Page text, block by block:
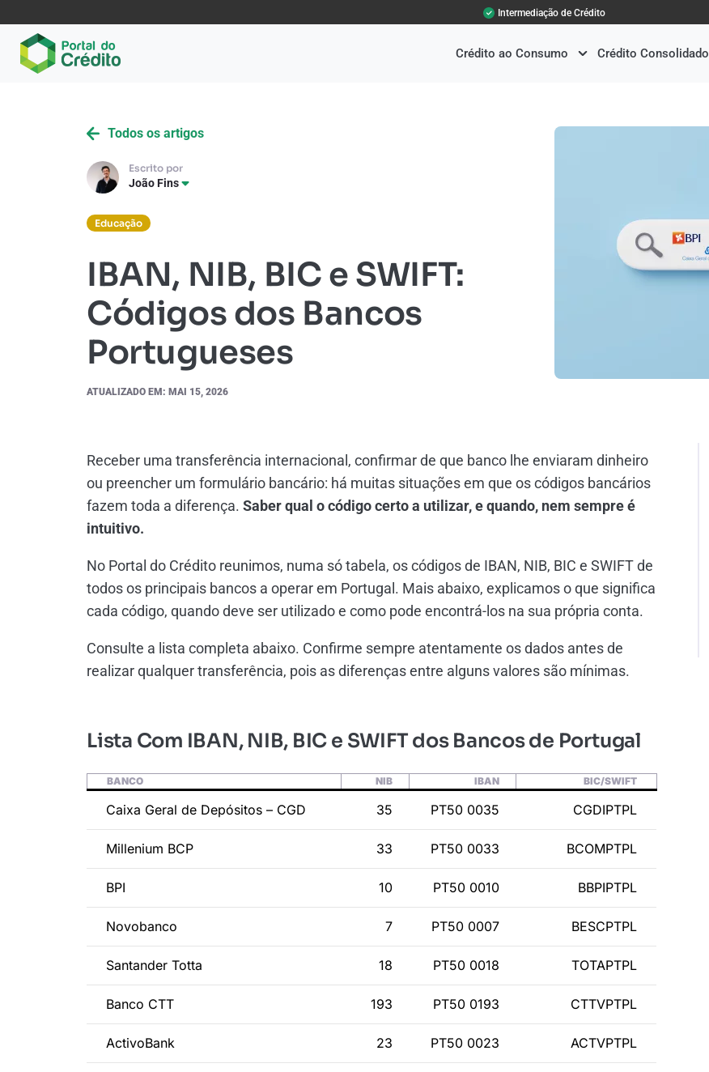
Intermediação de Crédito
Crédito ao Consumo Crédito Consolidado
Todos os artigos
Escrito por
João Fins
Educação
IBAN, NIB, BIC e SWIFT:
Códigos dos Bancos
Portugueses
ATUALIZADO EM: MAI 15, 2026
Receber uma transferência internacional, confirmar de que banco lhe enviaram dinheiro
ou preencher um formulário bancário: há muitas situações em que os códigos bancários
fazem toda a diferença. Saber qual o código certo a utilizar, e quando, nem sempre é
intuitivo.
No Portal do Crédito reunimos, numa só tabela, os códigos de IBAN, NIB, BIC e SWIFT de
todos os principais bancos a operar em Portugal. Mais abaixo, explicamos o que significa
cada código, quando deve ser utilizado e como pode encontrá-los na sua própria conta.
Consulte a lista completa abaixo. Confirme sempre atentamente os dados antes de
realizar qualquer transferência, pois as diferenças entre alguns valores são mínimas.
Lista Com IBAN, NIB, BIC e SWIFT dos Bancos de Portugal
BANCO NIB IBAN BIC/SWIFT
Caixa Geral de Depósitos – CGD 35 PT50 0035 CGDIPTPL
Millenium BCP 33 PT50 0033 BCOMPTPL
BPI 10 PT50 0010 BBPIPTPL
Novobanco 7 PT50 0007 BESCPTPL
Santander Totta 18 PT50 0018 TOTAPTPL
Banco CTT 193 PT50 0193 CTTVPTPL
ActivoBank 23 PT50 0023 ACTVPTPL